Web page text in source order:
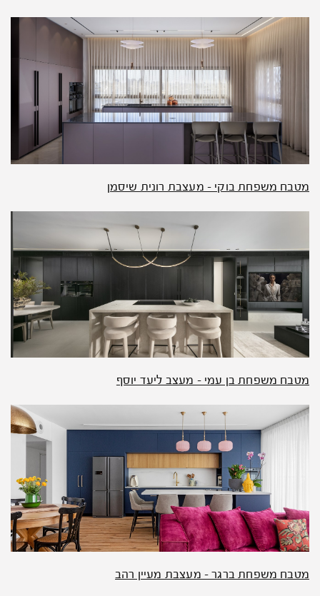
מטבח משפחת בוקי – מעצבת רונית שיסמן
מטבח משפחת בן עמי – מעצב ליעד יוסף
מטבח משפחת ברגר – מעצבת מעיין רהב